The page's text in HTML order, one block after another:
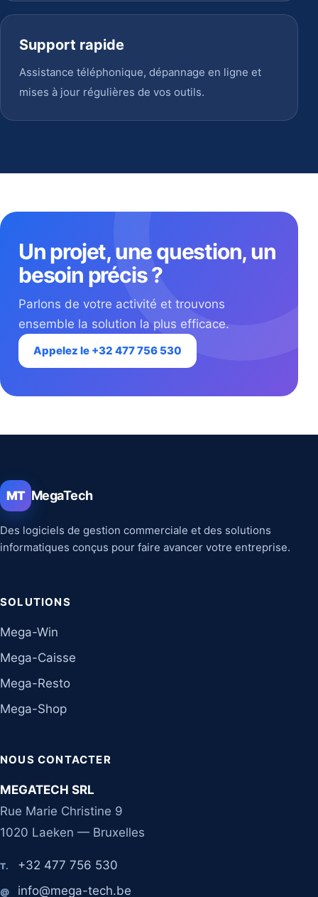
Support rapide
Assistance téléphonique, dépannage en ligne et
mises à jour régulières de vos outils.
Un projet, une question, un
besoin précis ?
Parlons de votre activité et trouvons
ensemble la solution la plus efficace.
Appelez le +32 477 756 530
MT MegaTech
Des logiciels de gestion commerciale et des solutions
informatiques conçus pour faire avancer votre entreprise.
SOLUTIONS
Mega-Win
Mega-Caisse
Mega-Resto
Mega-Shop
NOUS CONTACTER
MEGATECH SRL
Rue Marie Christine 9
1020 Laeken — Bruxelles
T. +32 477 756 530
@ info@mega-tech.be